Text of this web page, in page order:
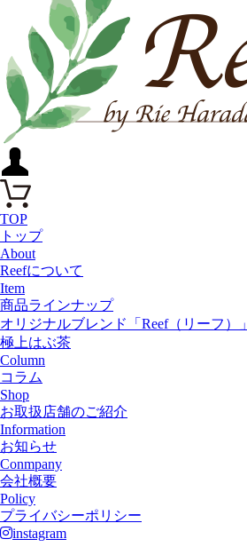
TOP
トップ
About
Reefについて
Item
商品ラインナップ
オリジナルブレンド「Reef（リーフ）」
極上はぶ茶
Column
コラム
Shop
お取扱店舗のご紹介
Information
お知らせ
Conmpany
会社概要
Policy
プライバシーポリシー
instagram